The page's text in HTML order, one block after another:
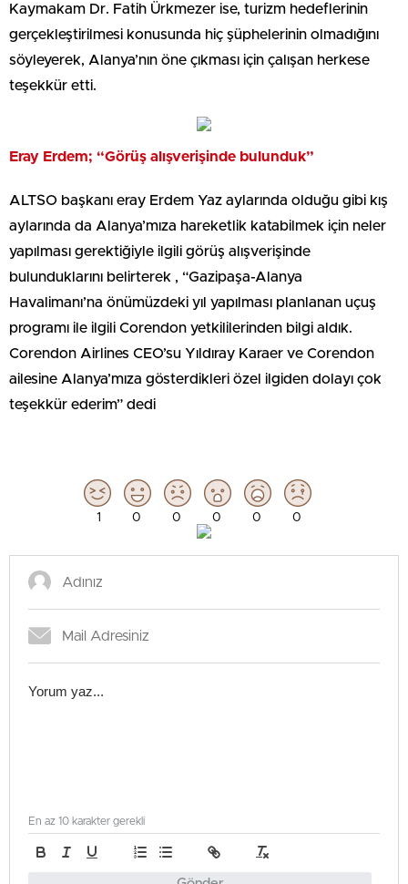
Kaymakam Dr. Fatih Ürkmezer ise, turizm hedeflerinin
gerçekleştirilmesi konusunda hiç şüphelerinin olmadığını
söyleyerek, Alanya’nın öne çıkması için çalışan herkese
teşekkür etti.
Eray Erdem; “Görüş alışverişinde bulunduk”
ALTSO başkanı eray Erdem Yaz aylarında olduğu gibi kış
aylarında da Alanya’mıza hareketlik katabilmek için neler
yapılması gerektiğiyle ilgili görüş alışverişinde
bulunduklarını belirterek , “Gazipaşa-Alanya
Havalimanı’na önümüzdeki yıl yapılması planlanan uçuş
programı ile ilgili Corendon yetkililerinden bilgi aldık.
Corendon Airlines CEO’su Yıldıray Karaer ve Corendon
ailesine Alanya’mıza gösterdikleri özel ilgiden dolayı çok
teşekkür ederim” dedi
1 0 0 0 0 0
En az 10 karakter gerekli